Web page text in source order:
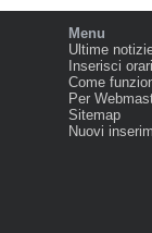
Menu
Ultime
Inserisci
Come
Per
Sitemap
Nuovi